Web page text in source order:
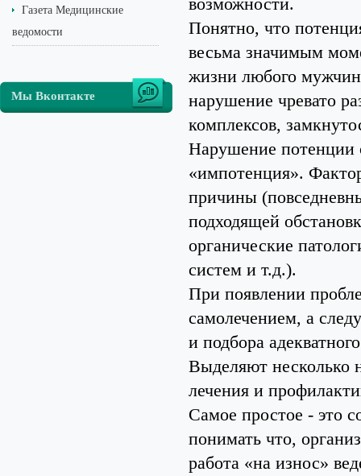
Газета Медицинские
ведомости
Мы Вконтакте
Понятно, что
весьма значимым
жизни любого
нарушение чревато
комплексов,
Нарушение потенции
«импотенция».
причины
подходящей
органические
систем и т.д.).
При появлении
самолечением, а
и подбора
Выделяют несколько
лечения и
Самое простое - это
понимать что,
работа «на износ»